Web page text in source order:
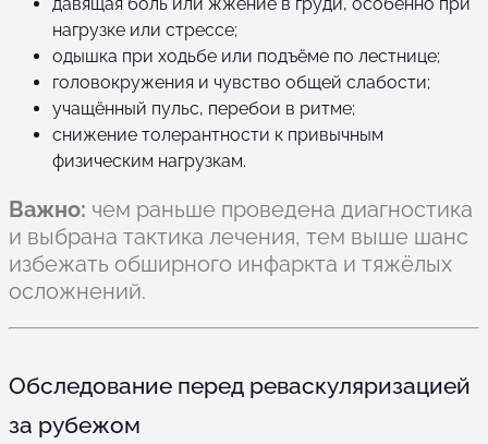
нагрузке или стрессе;
одышка при ходьбе или подъёме по лестнице;
головокружения и чувство общей слабости;
учащённый пульс, перебои в ритме;
снижение толерантности к привычным
физическим нагрузкам.
Важно: чем раньше проведена диагностика
и выбрана тактика лечения, тем выше шанс
избежать обширного инфаркта и тяжёлых
осложнений.
Обследование перед реваскуляризацией
за рубежом